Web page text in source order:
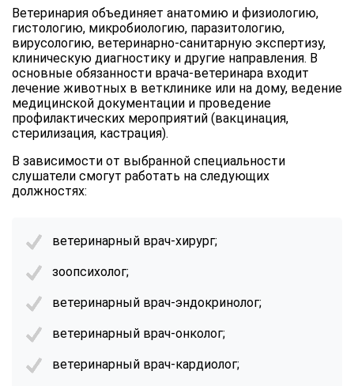
Ветеринария объединяет анатомию и физиологию,
гистологию, микробиологию, паразитологию,
вирусологию, ветеринарно-санитарную экспертизу,
клиническую диагностику и другие направления. В
основные обязанности врача-ветеринара входит
лечение животных в ветклинике или на дому, ведение
медицинской документации и проведение
профилактических мероприятий (вакцинация,
стерилизация, кастрация).
В зависимости от выбранной специальности
слушатели смогут работать на следующих
должностях:
ветеринарный врач-хирург;
зоопсихолог;
ветеринарный врач-эндокринолог;
ветеринарный врач-онколог;
ветеринарный врач-кардиолог;